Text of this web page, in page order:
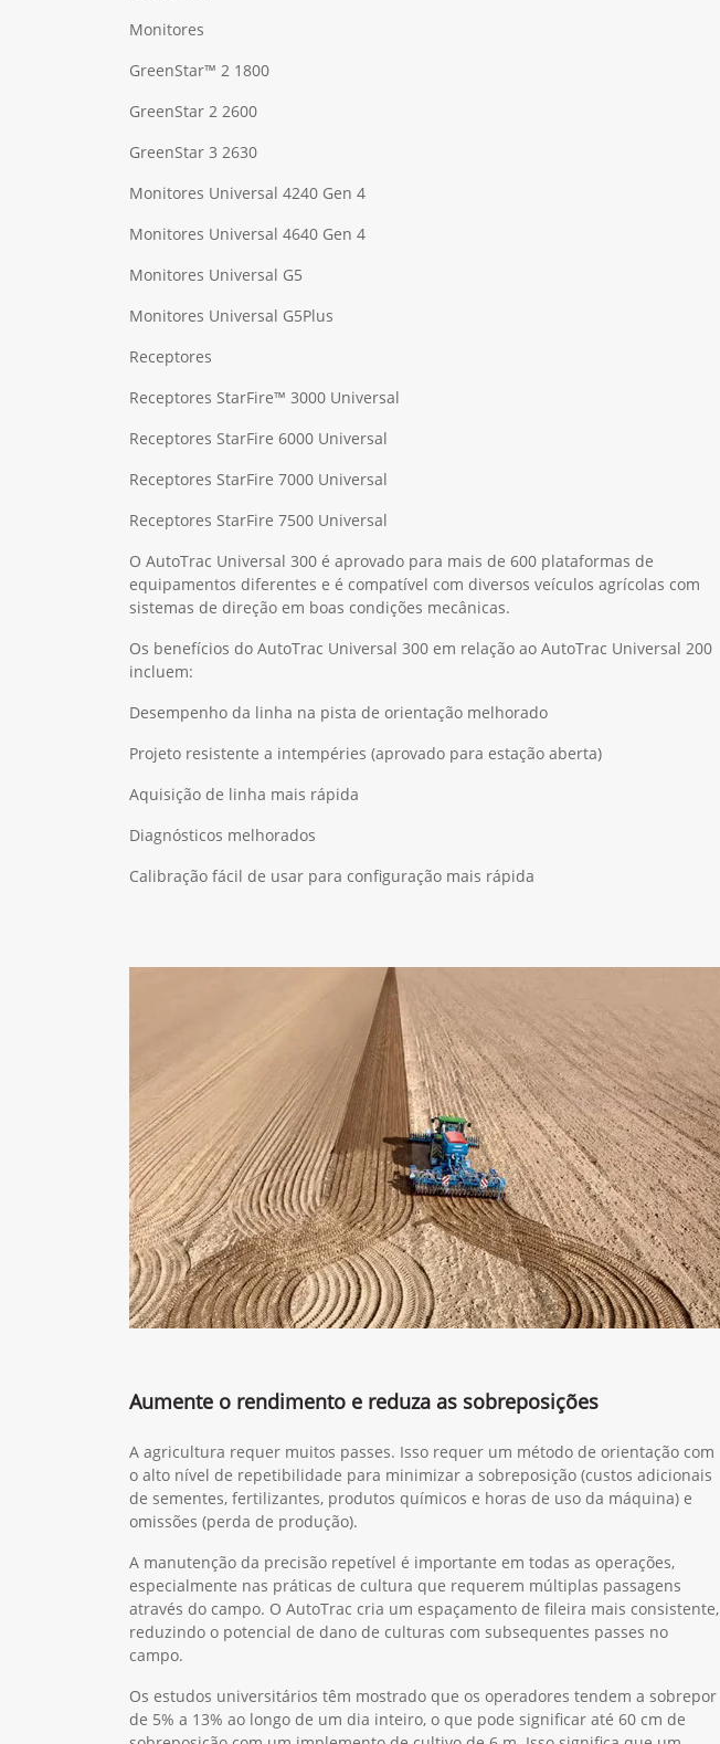
Monitores
GreenStar™ 2 1800
GreenStar 2 2600
GreenStar 3 2630
Monitores Universal 4240 Gen 4
Monitores Universal 4640 Gen 4
Monitores Universal G5
Monitores Universal G5Plus
Receptores
Receptores StarFire™ 3000 Universal
Receptores StarFire 6000 Universal
Receptores StarFire 7000 Universal
Receptores StarFire 7500 Universal
O AutoTrac Universal 300 é aprovado para mais de 600 plataformas de
equipamentos diferentes e é compatível com diversos veículos agrícolas com
sistemas de direção em boas condições mecânicas.
Os benefícios do AutoTrac Universal 300 em relação ao AutoTrac Universal 200
incluem:
Desempenho da linha na pista de orientação melhorado
Projeto resistente a intempéries (aprovado para estação aberta)
Aquisição de linha mais rápida
Diagnósticos melhorados
Calibração fácil de usar para configuração mais rápida
Aumente o rendimento e reduza as sobreposições
A agricultura requer muitos passes. Isso requer um método de orientação com
o alto nível de repetibilidade para minimizar a sobreposição (custos adicionais
de sementes, fertilizantes, produtos químicos e horas de uso da máquina) e
omissões (perda de produção).
A manutenção da precisão repetível é importante em todas as operações,
especialmente nas práticas de cultura que requerem múltiplas passagens
através do campo. O AutoTrac cria um espaçamento de fileira mais consistente,
reduzindo o potencial de dano de culturas com subsequentes passes no
campo.
Os estudos universitários têm mostrado que os operadores tendem a sobrepor
de 5% a 13% ao longo de um dia inteiro, o que pode significar até 60 cm de